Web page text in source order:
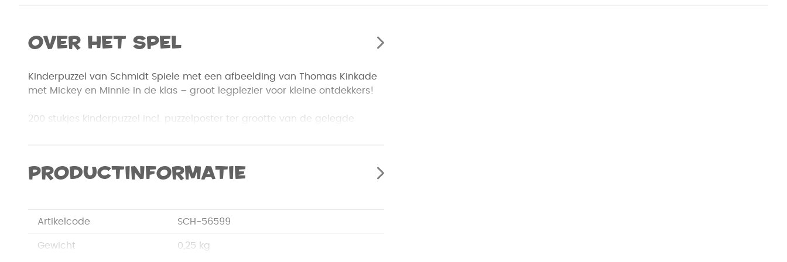
Over het spel
Kinderpuzzel van Schmidt Spiele met een afbeelding van Thomas Kinkade
met Mickey en Minnie in de klas – groot legplezier voor kleine ontdekkers!
200 stukjes kinderpuzzel incl. puzzelposter ter grootte van de gelegde
Productinformatie
Artikelcode SCH-56599
Gewicht 0,25 kg